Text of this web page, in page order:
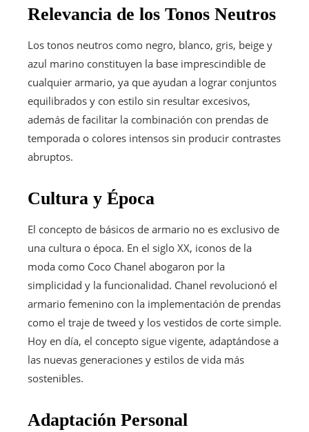
Relevancia de los Tonos Neutros
Los tonos neutros como negro, blanco, gris, beige y
azul marino constituyen la base imprescindible de
cualquier armario, ya que ayudan a lograr conjuntos
equilibrados y con estilo sin resultar excesivos,
además de facilitar la combinación con prendas de
temporada o colores intensos sin producir contrastes
abruptos.
Cultura y Época
El concepto de básicos de armario no es exclusivo de
una cultura o época. En el siglo XX, iconos de la
moda como Coco Chanel abogaron por la
simplicidad y la funcionalidad. Chanel revolucionó el
armario femenino con la implementación de prendas
como el traje de tweed y los vestidos de corte simple.
Hoy en día, el concepto sigue vigente, adaptándose a
las nuevas generaciones y estilos de vida más
sostenibles.
Adaptación Personal